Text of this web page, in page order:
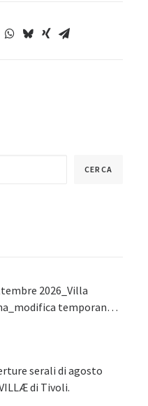
CERCA
2026_Villa
temporanea
serali di agosto
di Tivoli.